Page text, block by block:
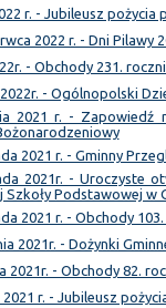
r. - Jubileusz pożycia
2022 r. - Dni Pilawy
- Obchody 231.
- Ogólnopolski
2021 r. - Zapowiedź
2021 r. - Gminny
2021r. - Uroczyste
Szkoły Podstawowej w
2021 r. - Obchody
2021r. - Dożynki
2021r. - Obchody 82.
r. - Jubileusz